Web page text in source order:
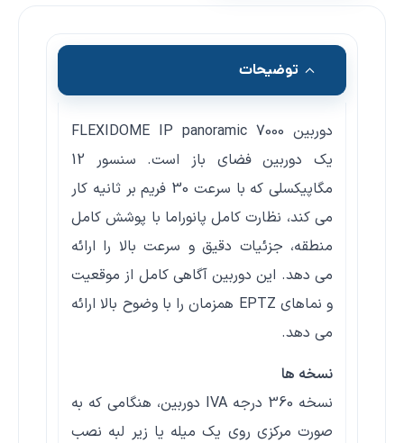
توضیحات
دوربین FLEXIDOME IP panoramic 7000
یک دوربین فضای باز است. سنسور 12
مگاپیکسلی که با سرعت 30 فریم بر ثانیه کار
می کند، نظارت کامل پانوراما با پوشش کامل
منطقه، جزئیات دقیق و سرعت بالا را ارائه
می دهد. این دوربین آگاهی کامل از موقعیت
و نماهای EPTZ همزمان را با وضوح بالا ارائه
می دهد.
نسخه ها
نسخه 360 درجه IVA دوربین، هنگامی که به
صورت مرکزی روی یک میله یا زیر لبه نصب